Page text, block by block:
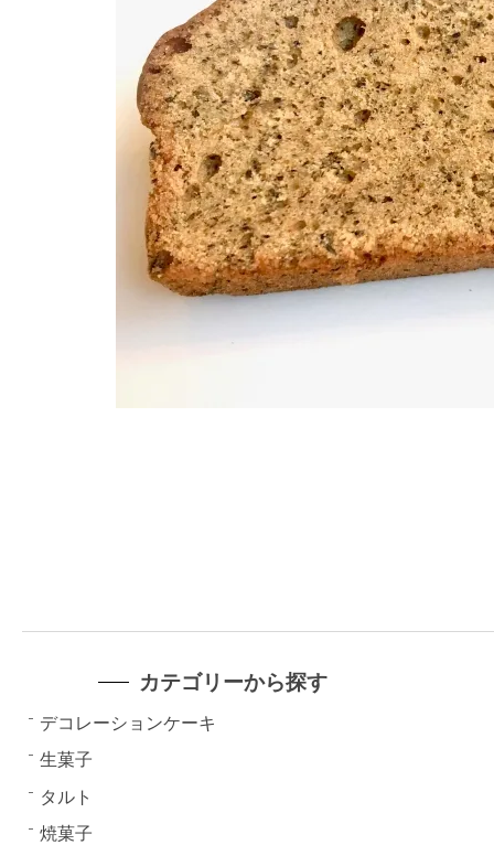
カテゴリーから探す
デコレーションケーキ
生菓子
タルト
焼菓子